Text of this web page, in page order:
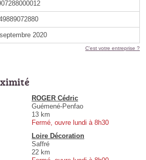
2020
C'est votre entreprise ?
ROGER Cédric
Guémené-Penfao
13 km
Fermé, ouvre lundi à 8h30
Loire Décoration
Saffré
22 km